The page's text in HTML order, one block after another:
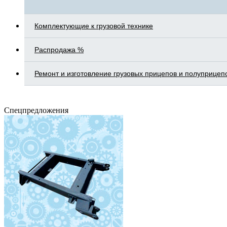
Комплектующие к грузовой технике
Распродажа %
Ремонт и изготовление грузовых прицепов и
Спецпредложения